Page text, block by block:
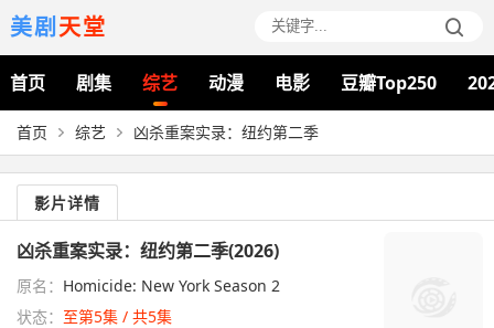
美剧天堂
首页 剧集 综艺 动漫 电影 豆瓣Top250
首页 综艺 凶杀重案实录：纽约第二季
影片详情
凶杀重案实录：纽约第二季(2026)
原名： Homicide: New York Season 2
状态： 至第5集 / 共5集